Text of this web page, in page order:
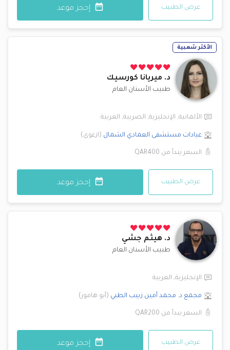
عرض الطبيب إحجز موعد
الأكثر شعبية
د. ميريانا كورسيك
طبيب الأسنان العام
الألمانية, الإنجليزية, الصربية, العربية
عيادات مستشفى العمادي الشمال (ازغوى)
السعر يبدأ من QAR400
عرض الطبيب إحجز موعد
د. هيثم جشي
طبيب الأسنان العام
الإنجليزية, العربية
مجمع د. محمد أمين زبيب الطبي (أبو هامور)
السعر يبدأ من QAR200
عرض الطبيب إحجز موعد